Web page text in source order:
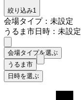
絞り込み1
会場タイプ：未設定
うるま市日時：未設定
会場タイプを選ぶ
うるま市
日時を選ぶ